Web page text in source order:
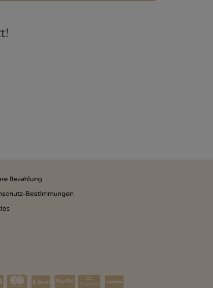
Bezahlung
Bestimmungen
Transfer